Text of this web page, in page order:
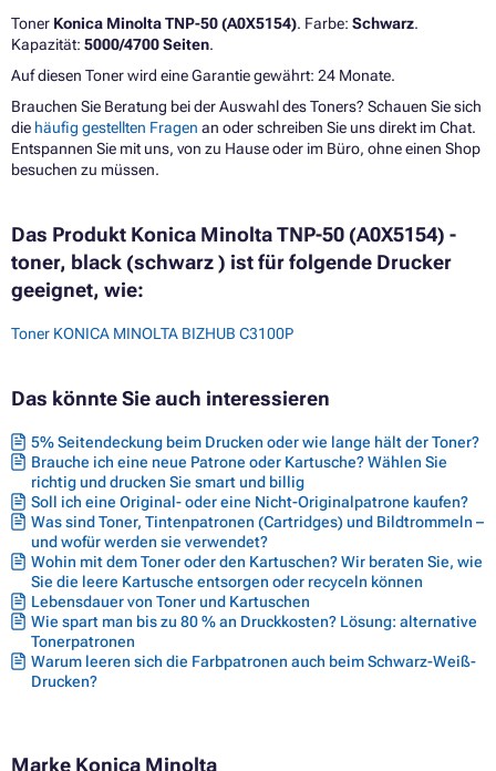
Toner Konica Minolta TNP-50 (A0X5154). Farbe: Schwarz.
Kapazität: 5000/4700 Seiten.
Auf diesen Toner wird eine Garantie gewährt: 24 Monate.
Brauchen Sie Beratung bei der Auswahl des Toners? Schauen Sie sich
die häufig gestellten Fragen an oder schreiben Sie uns direkt im Chat.
Entspannen Sie mit uns, von zu Hause oder im Büro, ohne einen Shop
besuchen zu müssen.
Das Produkt Konica Minolta TNP-50 (A0X5154) -
toner, black (schwarz ) ist für folgende Drucker
geeignet, wie:
Toner KONICA MINOLTA BIZHUB C3100P
Das könnte Sie auch interessieren
5% Seitendeckung beim Drucken oder wie lange hält der Toner?
Brauche ich eine neue Patrone oder Kartusche? Wählen Sie
richtig und drucken Sie smart und billig
Soll ich eine Original- oder eine Nicht-Originalpatrone kaufen?
Was sind Toner, Tintenpatronen (Cartridges) und Bildtrommeln –
und wofür werden sie verwendet?
Wohin mit dem Toner oder den Kartuschen? Wir beraten Sie, wie
Sie die leere Kartusche entsorgen oder recyceln können
Lebensdauer von Toner und Kartuschen
Wie spart man bis zu 80 % an Druckkosten? Lösung: alternative
Tonerpatronen
Warum leeren sich die Farbpatronen auch beim Schwarz-Weiß-
Drucken?
Marke Konica Minolta